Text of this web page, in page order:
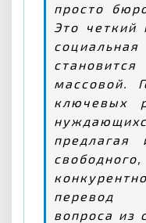
просто
Это четкий
массовой.
ключевых
предлагая
перевод
вопроса из